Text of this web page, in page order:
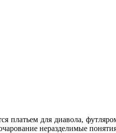
платьем для диавола,
неразделимые